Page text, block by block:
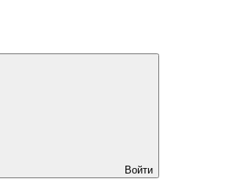
Войти